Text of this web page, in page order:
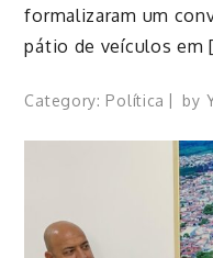
formalizaram um
pátio de veículos em
Category: Política by